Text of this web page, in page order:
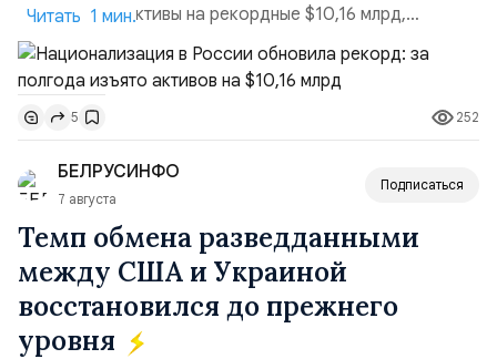
государству активы на рекордные $10,16 млрд,
подсчитали аналитики AK&M. Это в 2,5 раза больше,
чем за аналогичный период 2025 года ($3,95 млрд).
Всего зафиксировано 15 национализационных
транзакций, которые обеспечили 42,2% денежного
объёма всего российского рынка слияний и
поглощений. Крупнейшей ...
Читать 1 мин.
5 252
БЕЛРУСИНФО
7 августа
Подписаться
Темп обмена разведданными
между США и Украиной
восстановился до прежнего
уровня